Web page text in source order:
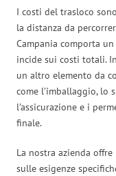
I costi del trasloco
la distanza da
Campania comporta
incide sui costi totali.
un altro elemento da
come l’imballaggio,
l’assicurazione e i
finale.
La nostra azienda
sulle esigenze